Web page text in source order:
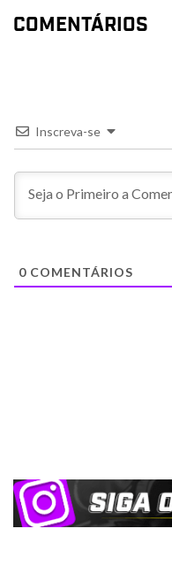
COMENTÁRIOS
Inscreva-se
0 COMENTÁRIOS